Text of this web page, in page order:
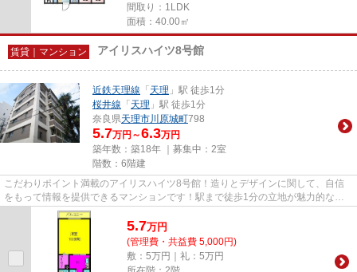
間取り：1LDK
面積：40.00㎡
賃貸｜マンション アイリスハイツ8号館
近鉄天理線 「 天理 」駅 徒歩1分
桜井線 「 天理 」駅 徒歩1分
奈良県天理市川原城町798
5.7万円～6.3万円
築年数：築18年 ｜募集中： 2室
階数：6階建
こだわりポイント満載のアイリスハイツ8号館！造りとデザインに関して、自信
をもって情報を提供できるマンションです！駅まで徒歩1分の立地が魅力的な、
利便性の高い物件です！エレベ...
5.7万円
(管理費・共益費 5,000円)
敷：5万円｜礼：5万円